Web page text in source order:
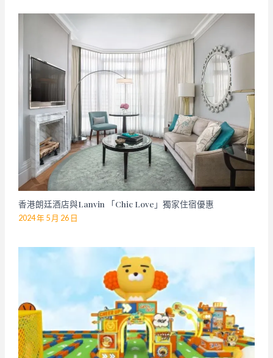
香港朗廷酒店與Lanvin 「Chic Love」獨家住宿優惠
2024 年 5 月 26 日